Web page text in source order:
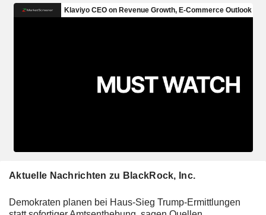
Aktuelle Nachrichten zu BlackRock, Inc.
Demokraten planen bei Haus-Sieg Trump-Ermittlungen